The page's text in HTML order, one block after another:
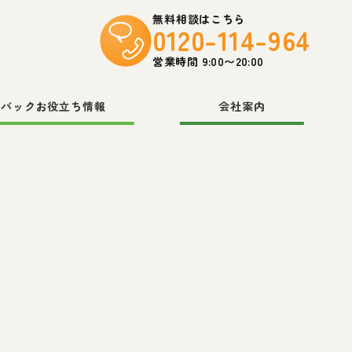
無料相談はこちら
0120-114-964
営業時間 9:00〜20:00
ックお役立ち情報 会社案内